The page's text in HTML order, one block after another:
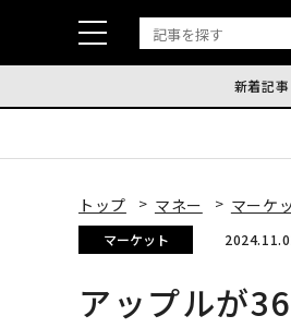
新着記事
トップ マネー マーケ
マーケット
アップルが